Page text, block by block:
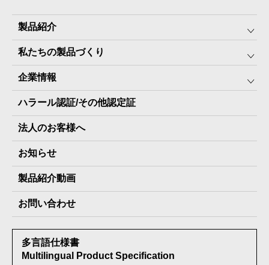
製品紹介
みんなの保存⾷
The Next Dekade10年保存
The Next Dekade7年保存
JARAペットフード7年保存
その他製品
私たちの製品づくり
SDGSへの取り組み
JARA(ペット⽤防災備蓄⾷)について
地産地消パッケージについて
企業情報
社⻑ご挨拶
スタッフ紹介
会社概要
製品納入実績
情報セキュリティ基本方針
受賞歴
ハラール認証/その他認定証
法人のお客様へ
お知らせ
製品紹介動画
お問い合わせ
多言語仕様書
Multilingual Product Specification